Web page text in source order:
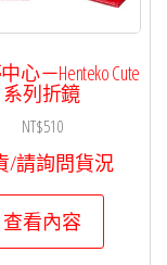
心－Henteko Cute
系列折鏡
NT$510
/請詢問貨況
查看內容